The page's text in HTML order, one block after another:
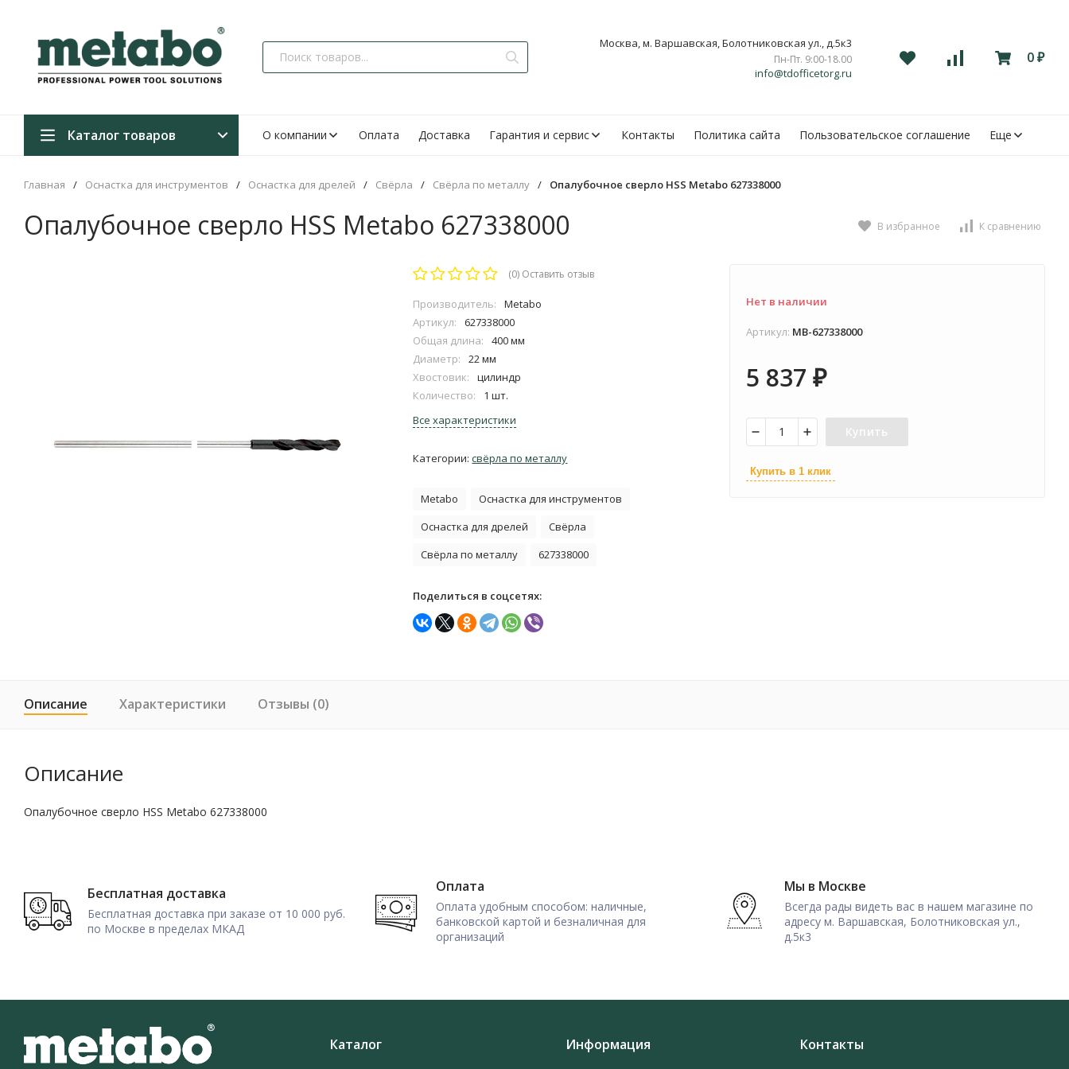
Москва, м. Варшавская, Болотниковская ул., д.5к3
Пн-Пт. 9:00-18.00
info@tdofficetorg.ru
0 ₽
Каталог товаров О компании Оплата Доставка Гарантия и сервис Контакты Политика сайта Пользовательское соглашение Еще
Главная / Оснастка для инструментов / Оснастка для дрелей / Свёрла / Свёрла по металлу / Опалубочное сверло HSS Metabo 627338000
Опалубочное сверло HSS Metabo 627338000 В избранное К сравнению
(0) Оставить отзыв
Производитель:
Metabo
Артикул:
627338000
Общая длина:
400 мм
Диаметр:
22 мм
Хвостовик:
цилиндр
Количество:
1 шт.
Все характеристики
Категории:свёрла по металлу
Metabo
Оснастка для инструментов
Оснастка для дрелей
Свёрла
Свёрла по металлу
627338000
Поделиться в соцсетях:
Нет в наличии
Артикул: MB-627338000
5 837 ₽
Купить
Купить в 1 клик
Описание Характеристики Отзывы (0)
Описание
Опалубочное сверло HSS Metabo 627338000
Бесплатная доставка
Бесплатная доставка при заказе от 10 000 руб.
по Москве в пределах МКАД
Оплата
Оплата удобным способом: наличные,
банковской картой и безналичная для
организаций
Мы в Москве
Всегда рады видеть вас в нашем магазине по
адресу м. Варшавская, Болотниковская ул.,
д.5к3
Каталог Информация Контакты